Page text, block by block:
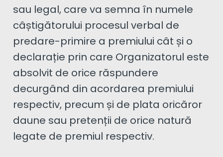
sau legal, care va semna în numele
câștigătorului procesul verbal de
predare-primire a premiului cât și o
declarație prin care Organizatorul este
absolvit de orice răspundere
decurgând din acordarea premiului
respectiv, precum și de plata oricăror
daune sau pretenții de orice natură
legate de premiul respectiv.